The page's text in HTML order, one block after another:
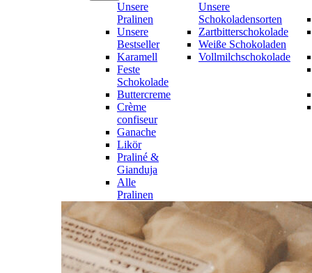
Unsere
Pralinen
Unsere
Bestseller
Karamell
Feste
Schokolade
Buttercreme
Crème
confiseur
Ganache
Likör
Praliné &
Gianduja
Alle
Pralinen
Unsere
Schokoladensorten
Zartbitterschokolade
Weiße Schokoladen
Vollmilchschokolade